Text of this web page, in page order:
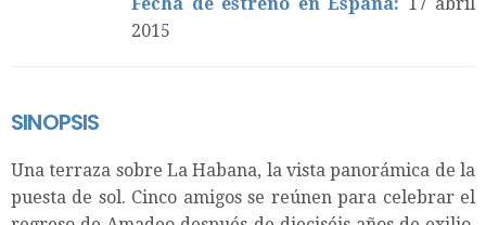
2015
SINOPSIS
Una terraza sobre La Habana, la vista panorámica de la
puesta de sol. Cinco amigos se reúnen para celebrar el